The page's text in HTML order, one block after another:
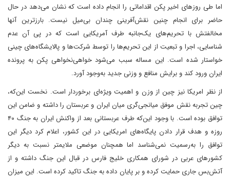
اما طی روزهای اخیر پکن اقداماتی را انجام داده است که نشان می‌دهد در حال
حاضر برای انجام چنین نقش‌آفرینی چندان بی‌میل نیست. بارزترین آنها
مخالفتش با تحریم‌های یک‌جانبه طرف آمریکایی است که در پی آن عدم
شناسایی، اجرا و تبعیت از این تحریم‌ها را توسط شرکت‌ها و پالایشگاه‌های چینی
خواستار شده است. این مساله سبب می‌شود خواهی‌نخواهی پکن به پرونده
ایران ورود کند و برایش منافع و وزنی جدید به‌وجود آورد.
از نظر امریکا نیز چین از وزن و اهمیت ویژه‌ای برخوردار است. نخست این‌که،
چین تجربه نقش موفق میانجی‌گری میان ایران و عربستان را داشته و ضامن این
توافق بوده است. با وجود این‌که طرف عربستانی بعد از واکنش ایران به جنگ ۴۰
روزه و هدف قرار دادن پایگاه‌های امریکایی در این کشور، اعلام کرد دیگر این
توافق را به‌رسمیت نمی‌شناسد اما همچنان موضعی ملایمتر نسبت به دیگر
کشورهای عربی در شورای همکاری خلیج فارس در قبال این جنگ داشته و از
آتش‌بس جاری حمایت کرده و بر پایان داده به جنگ تاکید کرده است. این میزان